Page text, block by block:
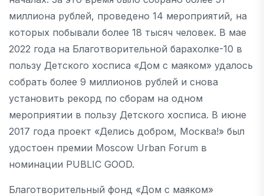
миллиона рублей, проведено 14 мероприятий, на
которых побывали более 18 тысяч человек. В мае
2022 года на Благотворительной барахолке-10 в
пользу Детского хосписа «Дом с маяком» удалось
собрать более 9 миллионов рублей и снова
установить рекорд по сборам на одном
мероприятии в пользу Детского хосписа. В июне
2017 года проект «Делись добром, Москва!» был
удостоен премии Moscow Urban Forum в
номинации PUBLIC GOOD.
Благотворительный фонд «Дом с маяком»